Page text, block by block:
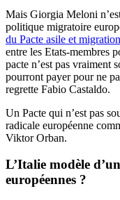
Mais Giorgia Meloni
politique migratoire
du Pacte asile et
entre les Etats-membres
pacte n’est pas vraiment
pourront payer pour ne
regrette Fabio Castaldo.
Un Pacte qui n’est pas
radicale européenne
Viktor Orban.
L’Italie modèle
européennes ?